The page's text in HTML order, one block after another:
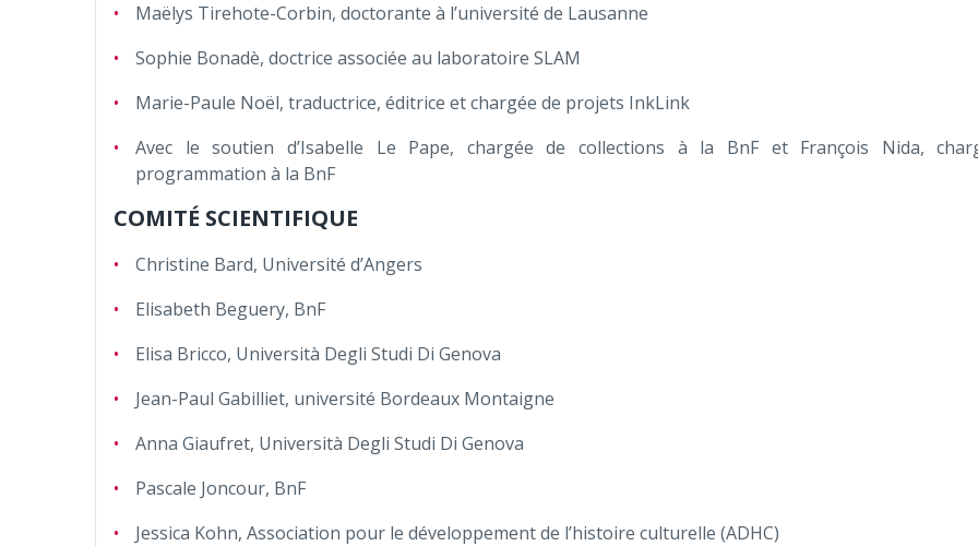
Maëlys Tirehote-Corbin, doctorante à l’université de Lausanne
Sophie Bonadè, doctrice associée au laboratoire SLAM
Marie-Paule Noël, traductrice, éditrice et chargée de projets InkLink
Avec le soutien d’Isabelle Le Pape, chargée de collections à la BnF et François Nida,
programmation à la BnF
COMITÉ SCIENTIFIQUE
Christine Bard, Université d’Angers
Elisabeth Beguery, BnF
Elisa Bricco, Università Degli Studi Di Genova
Jean-Paul Gabilliet, université Bordeaux Montaigne
Anna Giaufret, Università Degli Studi Di Genova
Pascale Joncour, BnF
Jessica Kohn, Association pour le développement de l’histoire culturelle (ADHC)